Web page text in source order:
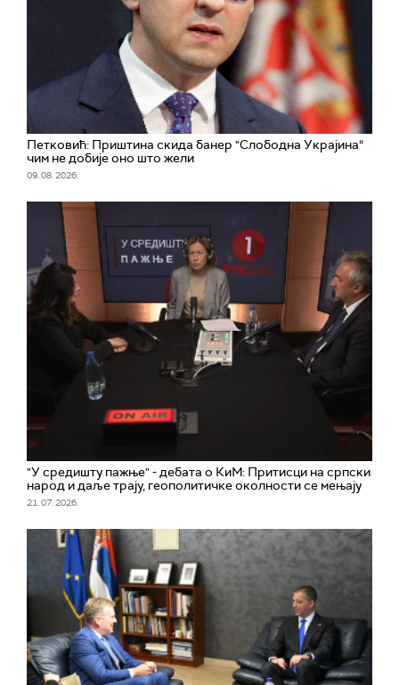
Петковић: Приштина скида банер "Слободна Украјина“
чим не добије оно што жели
09. 08. 2026.
"У средишту пажње" - дебата о КиМ: Притисци на српски
народ и даље трају, геополитичке околности се мењају
21. 07. 2026.